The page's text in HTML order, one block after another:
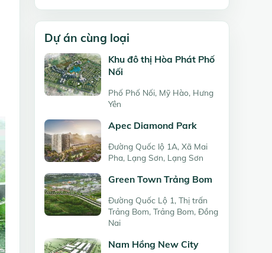
Dự án cùng loại
Khu đô thị Hòa Phát Phố
Nối
Phố Phố Nối, Mỹ Hào, Hưng
Yên
Apec Diamond Park
Đường Quốc lộ 1A, Xã Mai
Pha, Lạng Sơn, Lạng Sơn
Green Town Trảng Bom
Đường Quốc Lộ 1, Thị trấn
Trảng Bom, Trảng Bom, Đồng
Nai
Nam Hồng New City